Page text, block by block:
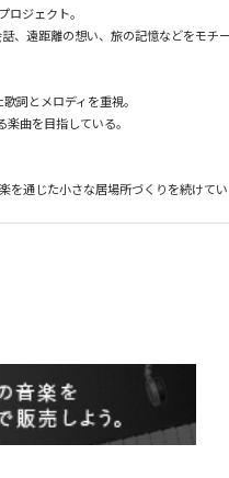
ロジェクト。
、遠距離の想い、旅の記憶などをモチ
詞とメロディを重視。
楽曲を目指している。
通じた小さな居場所づくりを続けてい